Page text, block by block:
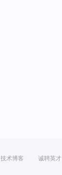
技术博客 诚聘英才